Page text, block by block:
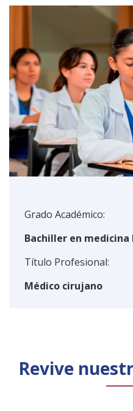
Grado Académico:
Bachiller en medicina
Título Profesional:
Médico cirujano
Revive